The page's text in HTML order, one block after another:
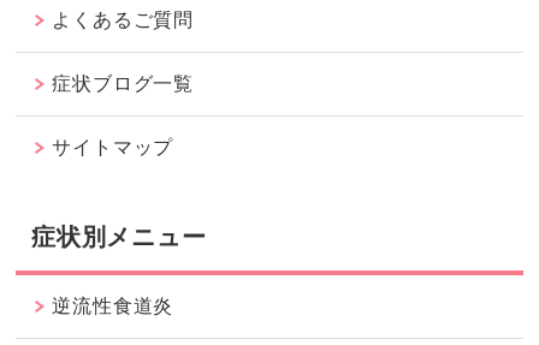
よくあるご質問
症状ブログ一覧
サイトマップ
症状別メニュー
逆流性食道炎